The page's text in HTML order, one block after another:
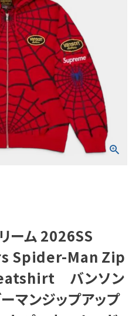
ーム 2026SS
Spider-Man Zip
バンソン
マンジップアップ